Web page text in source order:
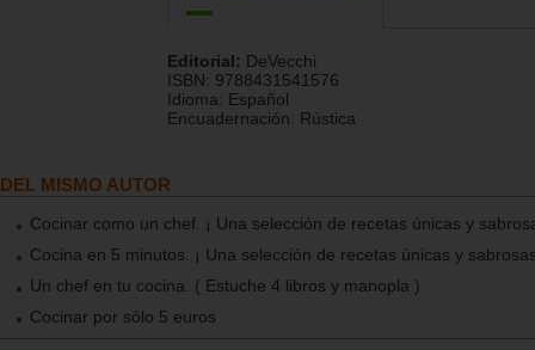
Editorial: DeVecchi
ISBN: 9788431541576
Idioma: Español
Encuadernación: Rústica
DEL MISMO AUTOR
Cocinar como un chef. ¡ Una selección de recetas únicas y
Cocina en 5 minutos. ¡ Una selección de recetas únicas y
Un chef en tu cocina. ( Estuche 4 libros y manopla )
Cocinar por sólo 5 euros